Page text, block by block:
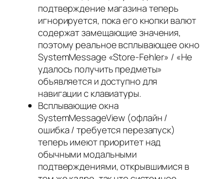
подтверждение магазина теперь
игнорируется, пока его кнопки валют
содержат замещающие значения,
поэтому реальное всплывающее окно
SystemMessage «Store-Fehler» / «Не
удалось получить предметы»
объявляется и доступно для
навигации с клавиатуры.
Всплывающие окна
SystemMessageView (офлайн /
ошибка / требуется перезапуск)
теперь имеют приоритет над
обычными модальными
подтверждениями, открывшимися в